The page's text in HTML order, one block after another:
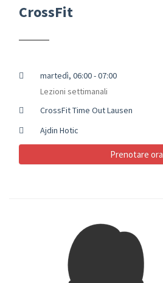
CrossFit
martedì, 06:00 - 07:00
Lezioni settimanali
CrossFit Time Out Lausen
Ajdin Hotic
Prenotare ora